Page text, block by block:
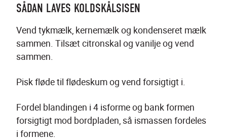
SÅDAN LAVES KOLDSKÅLSISEN
Vend tykmælk, kernemælk og kondenseret mælk
sammen. Tilsæt citronskal og vanilje og vend
sammen.
Pisk fløde til flødeskum og vend forsigtigt i.
Fordel blandingen i 4 isforme og bank formen
forsigtigt mod bordpladen, så ismassen fordeles
i formene.